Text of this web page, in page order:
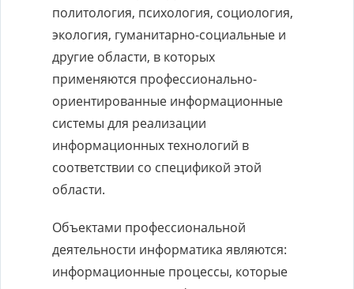
политология, психология, социология,
экология, гуманитарно-социальные и
другие области, в которых
применяются профессионально-
ориентированные информационные
системы для реализации
информационных технологий в
соответствии со спецификой этой
области.
Объектами профессиональной
деятельности информатика являются:
информационные процессы, которые